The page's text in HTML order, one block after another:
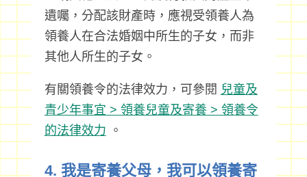
遺囑，分配該財產時，應視受領養人為
領養人在合法婚姻中所生的子女，而非
其他人所生的子女。
有關領養令的法律效力，可參閱 兒童及
青少年事宜 > 領養兒童及寄養 > 領養令
的法律效力 。
4. 我是寄養父母，我可以領養寄